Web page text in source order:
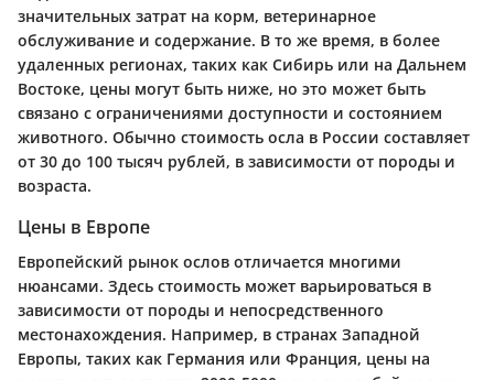
значительных затрат на корм, ветеринарное
обслуживание и содержание. В то же время, в более
удаленных регионах, таких как Сибирь или на Дальнем
Востоке, цены могут быть ниже, но это может быть
связано с ограничениями доступности и состоянием
животного. Обычно стоимость осла в России составляет
от 30 до 100 тысяч рублей, в зависимости от породы и
возраста.
Цены в Европе
Европейский рынок ослов отличается многими
нюансами. Здесь стоимость может варьироваться в
зависимости от породы и непосредственного
местонахождения. Например, в странах Западной
Европы, таких как Германия или Франция, цены на